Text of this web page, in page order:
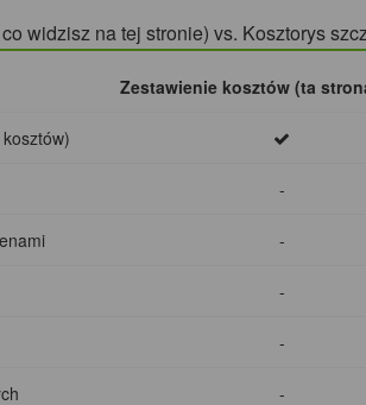
widzisz na tej stronie) vs. Kosztorys
Zestawienie kosztów (ta
-
-
-
-
-